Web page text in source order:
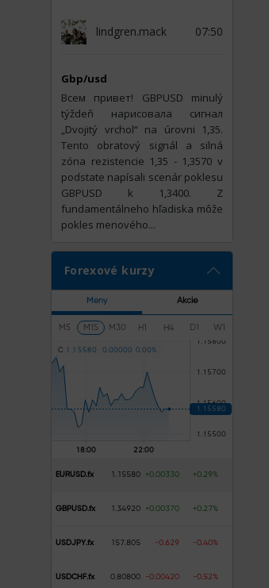
lindgren.mack 07:50
Gbp/usd
Всем привет! GBPUSD minulý
týždeň нарисовала сигнал
„Dvojitý vrchol“ na úrovni 1,35.
Tento obratový signál a silná
zóna rezistencie 1,35 - 1,3570 v
podstate napísali scenár poklesu
GBPUSD k 1,3400. Z
fundamentálneho hľadiska môže
pokles menového...
Forexové kurzy
Meny Akcie
M5 M15 M30 H1 H4 D1 W1
C 1 .1 5 580 0 .00000 0 .00 %
EURUSD.fx 1.15580 +0.00330 +0.29%
GBPUSD.fx 1.34920 +0.00370 +0.27%
USDJPY.fx 157.805 -0.629 -0.40%
USDCHF.fx 0.80800 -0.00420 -0.52%